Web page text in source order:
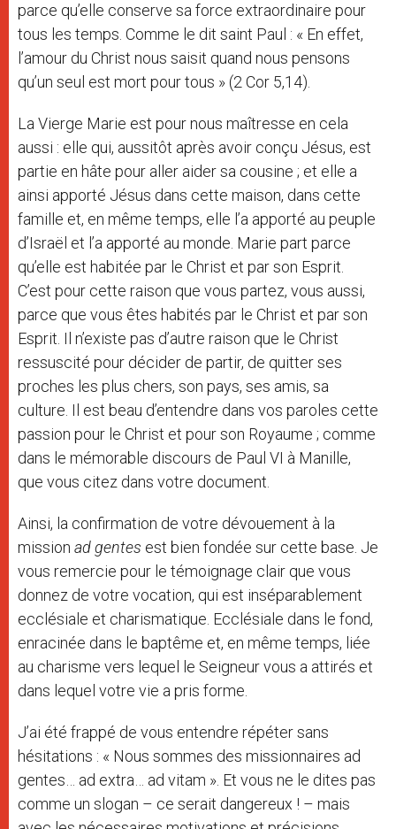
parce qu’elle conserve sa force extraordinaire pour
tous les temps. Comme le dit saint Paul : « En effet,
l’amour du Christ nous saisit quand nous pensons
qu’un seul est mort pour tous » (2 Cor 5,14).
La Vierge Marie est pour nous maîtresse en cela
aussi : elle qui, aussitôt après avoir conçu Jésus, est
partie en hâte pour aller aider sa cousine ; et elle a
ainsi apporté Jésus dans cette maison, dans cette
famille et, en même temps, elle l’a apporté au peuple
d’Israël et l’a apporté au monde. Marie part parce
qu’elle est habitée par le Christ et par son Esprit.
C’est pour cette raison que vous partez, vous aussi,
parce que vous êtes habités par le Christ et par son
Esprit. Il n’existe pas d’autre raison que le Christ
ressuscité pour décider de partir, de quitter ses
proches les plus chers, son pays, ses amis, sa
culture. Il est beau d’entendre dans vos paroles cette
passion pour le Christ et pour son Royaume ; comme
dans le mémorable discours de Paul VI à Manille,
que vous citez dans votre document.
Ainsi, la confirmation de votre dévouement à la
mission ad gentes est bien fondée sur cette base. Je
vous remercie pour le témoignage clair que vous
donnez de votre vocation, qui est inséparablement
ecclésiale et charismatique. Ecclésiale dans le fond,
enracinée dans le baptême et, en même temps, liée
au charisme vers lequel le Seigneur vous a attirés et
dans lequel votre vie a pris forme.
J’ai été frappé de vous entendre répéter sans
hésitations : « Nous sommes des missionnaires ad
gentes… ad extra… ad vitam ». Et vous ne le dites pas
comme un slogan – ce serait dangereux ! – mais